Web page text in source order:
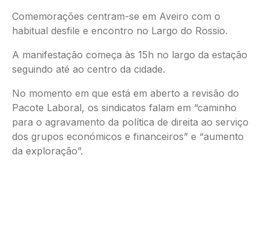
Comemorações centram-se em Aveiro com o
habitual desfile e encontro no Largo do Rossio.
A manifestação começa às 15h no largo da estação
seguindo até ao centro da cidade.
No momento em que está em aberto a revisão do
Pacote Laboral, os sindicatos falam em “caminho
para o agravamento da política de direita ao serviço
dos grupos económicos e financeiros” e “aumento
da exploração”.